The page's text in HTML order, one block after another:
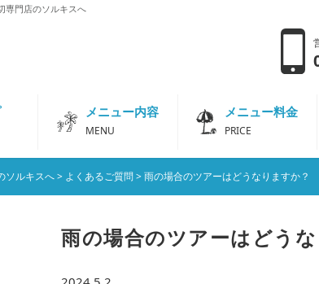
専門店のソルキスへ
メニュー内容
MENU
メニュー料金
PRICE
ソルキスへ> よくあるご質問>雨の場合のツアーはどうなりますか？
雨の場合のツアーはどう